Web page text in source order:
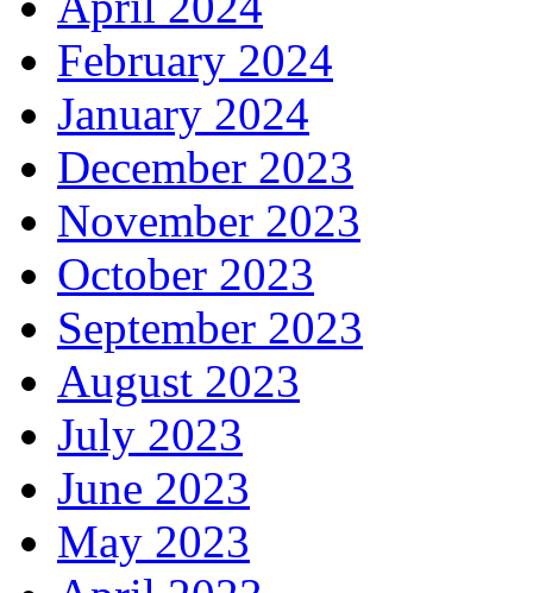
February 2024
January 2024
December 2023
November 2023
October 2023
September 2023
August 2023
July 2023
June 2023
May 2023